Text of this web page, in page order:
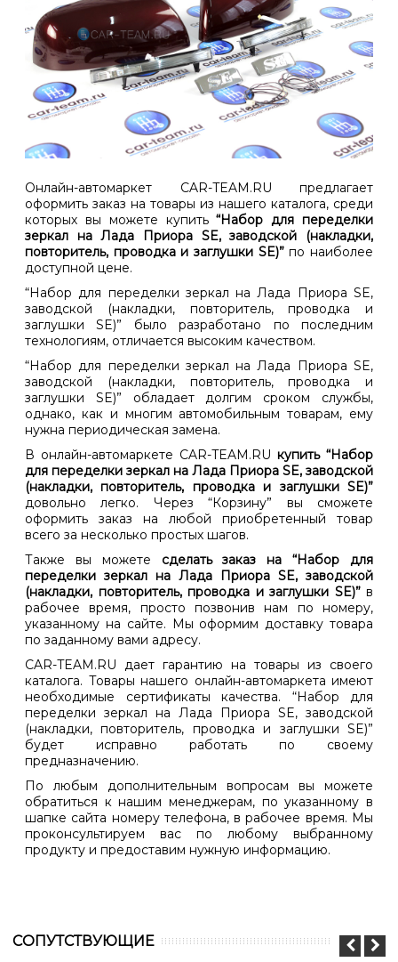
Онлайн-автомаркет CAR-TEAM.RU предлагает
оформить заказ на товары из нашего каталога, среди
которых вы можете купить“Набор для переделки
зеркал на Лада Приора SE, заводской (накладки,
повторитель, проводка и заглушки SE)”по наиболее
доступной цене.
“Набор для переделки зеркал на Лада Приора SE,
заводской (накладки, повторитель, проводка и
заглушки SE)” было разработано по последним
технологиям, отличается высоким качеством.
“Набор для переделки зеркал на Лада Приора SE,
заводской (накладки, повторитель, проводка и
заглушки SE)” обладает долгим сроком службы,
однако, как и многим автомобильным товарам, ему
нужна периодическая замена.
В онлайн-автомаркете CAR-TEAM.RU купить “Набор
для переделки зеркал на Лада Приора SE, заводской
(накладки, повторитель, проводка и заглушки SE)”
довольно легко. Через “Корзину” вы сможете
оформить заказ на любой приобретенный товар
всего за несколько простых шагов.
Также вы можете сделать заказ на “Набор для
переделки зеркал на Лада Приора SE, заводской
(накладки, повторитель, проводка и заглушки SE)”в
рабочее время, просто позвонив нам по номеру,
указанному на сайте. Мы оформим доставку товара
по заданному вами адресу.
CAR-TEAM.RU дает гарантию на товары из своего
каталога. Товары нашего онлайн-автомаркета имеют
необходимые сертификаты качества. “Набор для
переделки зеркал на Лада Приора SE, заводской
(накладки, повторитель, проводка и заглушки SE)”
будет исправно работать по своему
предназначению.
По любым дополнительным вопросам вы можете
обратиться к нашим менеджерам, по указанному в
шапке сайта номеру телефона, в рабочее время. Мы
проконсультируем вас по любому выбранному
продукту и предоставим нужную информацию.
CОПУТСТВУЮЩИЕ